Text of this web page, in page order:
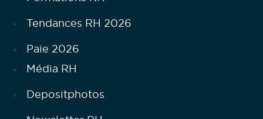
Tendances RH 2026
Paie 2026
Média RH
Depositphotos